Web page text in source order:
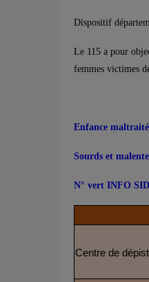
Dispositif
Le 115 a pour
femmes victimes
Enfance
Sourds et
N° vert INFO
Centre de